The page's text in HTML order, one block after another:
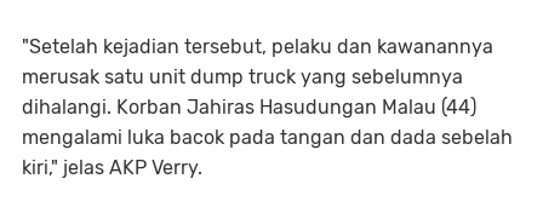
"Setelah kejadian tersebut, pelaku dan kawanannya
merusak satu unit dump truck yang sebelumnya
dihalangi. Korban Jahiras Hasudungan Malau (44)
mengalami luka bacok pada tangan dan dada sebelah
kiri," jelas AKP Verry.